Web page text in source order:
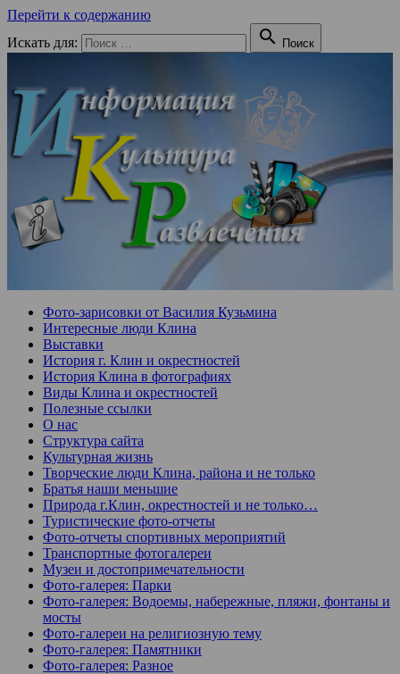
Перейти к содержанию
Искать для:
 Поиск
Фото-зарисовки от Василия Кузьмина
Интересные люди Клина
Выставки
История г. Клин и окрестностей
История Клина в фотографиях
Виды Клина и окрестностей
Полезные ссылки
О нас
Структура сайта
Культурная жизнь
Творческие люди Клина, района и не только
Братья наши меньшие
Природа г.Клин, окрестностей и не только…
Туристические фото-отчеты
Фото-отчеты спортивных мероприятий
Транспортные фотогалереи
Музеи и достопримечательности
Фото-галерея: Парки
Фото-галерея: Водоемы, набережные, пляжи, фонтаны и
мосты
Фото-галереи на религиозную тему
Фото-галерея: Памятники
Фото-галерея: Разное